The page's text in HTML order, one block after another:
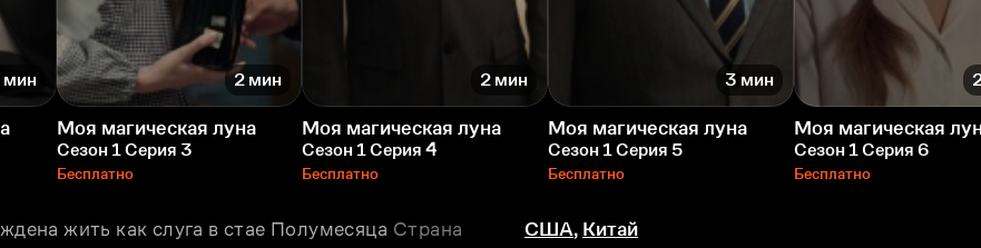
мин 2 мин
Моя магическая луна
Сезон 1 Серия 3
Бесплатно
2 мин
Моя магическая луна
Сезон 1 Серия 4
Бесплатно
3 мин
Моя магическая луна
Сезон 1 Серия 5
Бесплатно
Моя магическая
Сезон 1 Серия 6
Бесплатно
жить как слуга в стае Полумесяца Страна США, Китай